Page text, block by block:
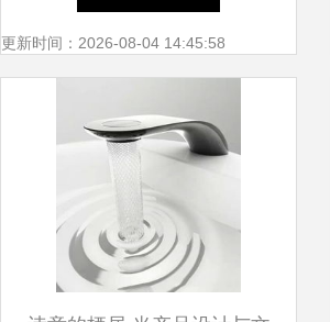
英雄》
更新时间：2026-08-04 14:45:58